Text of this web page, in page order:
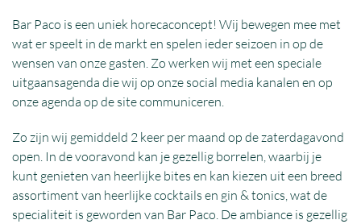
Bar Paco is een uniek horecaconcept! Wij bewegen mee met
wat er speelt in de markt en spelen ieder seizoen in op de
wensen van onze gasten. Zo werken wij met een speciale
uitgaansagenda die wij op onze social media kanalen en op
onze agenda op de site communiceren.
Zo zijn wij gemiddeld 2 keer per maand op de zaterdagavond
open. In de vooravond kan je gezellig borrelen, waarbij je
kunt genieten van heerlijke bites en kan kiezen uit een breed
assortiment van heerlijke cocktails en gin & tonics, wat de
specialiteit is geworden van Bar Paco. De ambiance is gezellig